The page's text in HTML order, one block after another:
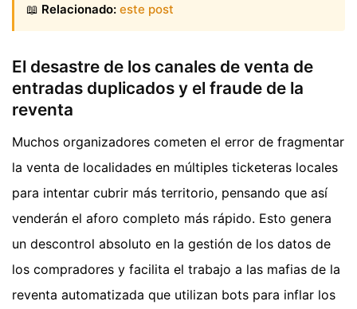
📖 Relacionado: este post
El desastre de los canales de venta de
entradas duplicados y el fraude de la
reventa
Muchos organizadores cometen el error de fragmentar
la venta de localidades en múltiples ticketeras locales
para intentar cubrir más territorio, pensando que así
venderán el aforo completo más rápido. Esto genera
un descontrol absoluto en la gestión de los datos de
los compradores y facilita el trabajo a las mafias de la
reventa automatizada que utilizan bots para inflar los